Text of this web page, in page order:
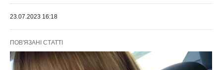
23.07.2023 16:18
ПОВ'ЯЗАНІ СТАТТІ